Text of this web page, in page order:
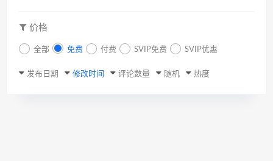
价格
全部 免费 付费 SVIP免费 SVIP优惠
发布日期 修改时间 评论数量 随机 热度